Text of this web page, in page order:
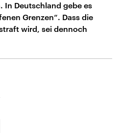
In Deutschland gebe es
Grenzen“. Dass die
wird, sei dennoch